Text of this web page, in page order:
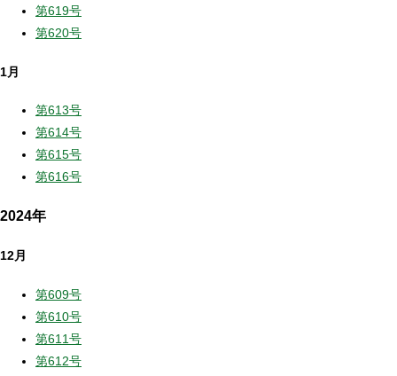
第619号
第620号
1月
第613号
第614号
第615号
第616号
2024年
12月
第609号
第610号
第611号
第612号